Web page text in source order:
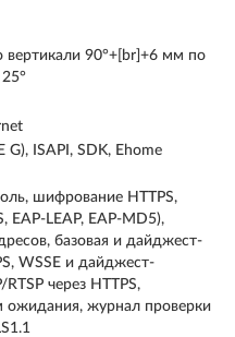
вертикали 90°+[br]+6 мм по
G), ISAPI, SDK, Ehome
шифрование HTTPS,
EAP-LEAP, EAP-MD5),
базовая и дайджест-
WSSE и дайджест-
через HTTPS,
ожидания, журнал проверки